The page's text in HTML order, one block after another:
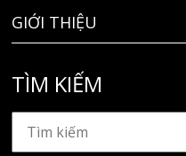
GIỚI THIỆU
TÌM KIẾM